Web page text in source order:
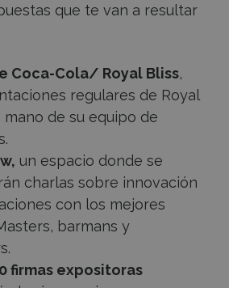
que te van a resultar
Coca-Cola/ Royal Bliss,
regulares de Royal
mano de su equipo de
un espacio donde se
charlas sobre innovación
con los mejores
barmans y
firmas expositoras